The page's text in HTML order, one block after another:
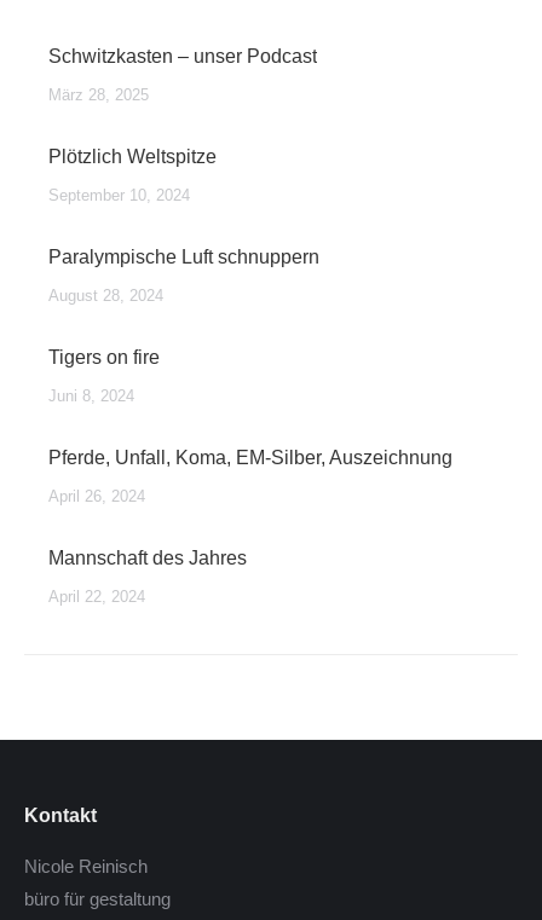
Schwitzkasten – unser Podcast
März 28, 2025
Plötzlich Weltspitze
September 10, 2024
Paralympische Luft schnuppern
August 28, 2024
Tigers on fire
Juni 8, 2024
Pferde, Unfall, Koma, EM-Silber, Auszeichnung
April 26, 2024
Mannschaft des Jahres
April 22, 2024
Kontakt
Nicole Reinisch
büro für gestaltung